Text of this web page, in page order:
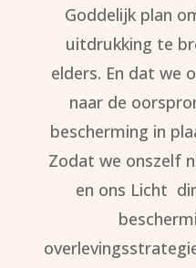
Goddelijk plan
uitdrukking te
elders. En dat we
naar de
bescherming in
Zodat we onszelf
en ons Licht